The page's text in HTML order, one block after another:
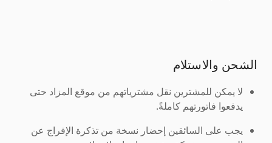
الشحن والاستلام
لا يمكن للمشترين نقل مشترياتهم من موقع المزاد حتى
يدفعوا فاتورتهم كاملةً.
يجب على السائقين إحضار نسخة من تذكرة الإفراج عن